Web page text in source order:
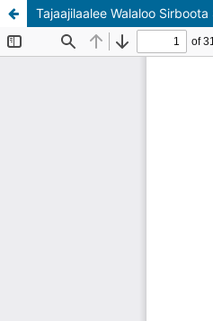
Tajaajilaalee Walaloo